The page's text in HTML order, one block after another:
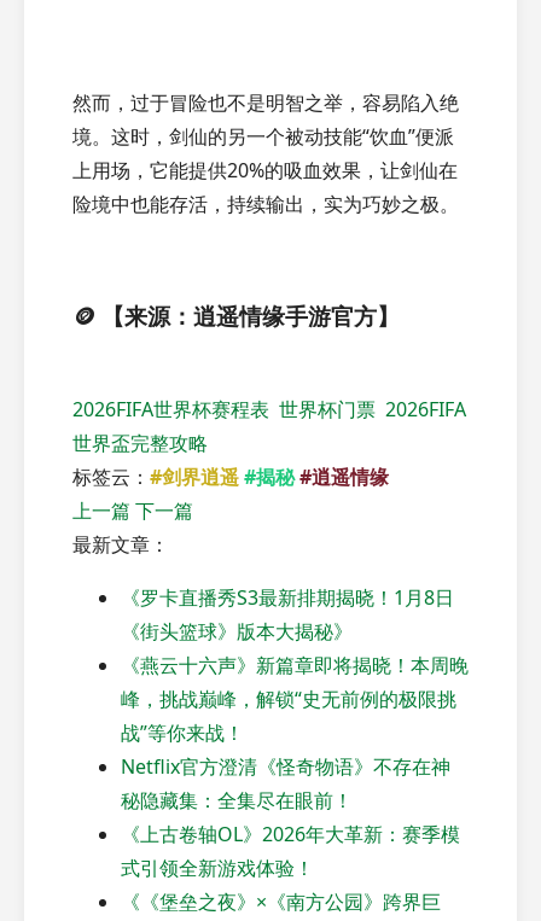
然而，过于冒险也不是明智之举，容易陷入绝
境。这时，剑仙的另一个被动技能“饮血”便派
上用场，它能提供20%的吸血效果，让剑仙在
险境中也能存活，持续输出，实为巧妙之极。
🪙 【来源：逍遥情缘手游官方】
2026FIFA世界杯赛程表 世界杯门票 2026FIFA
世界盃完整攻略
标签云： #剑界逍遥#揭秘#逍遥情缘
上一篇 下一篇
最新文章：
《罗卡直播秀S3最新排期揭晓！1月8日
《街头篮球》版本大揭秘》
《燕云十六声》新篇章即将揭晓！本周晚
峰，挑战巅峰，解锁“史无前例的极限挑
战”等你来战！
Netflix官方澄清《怪奇物语》不存在神
秘隐藏集：全集尽在眼前！
《上古卷轴OL》2026年大革新：赛季模
式引领全新游戏体验！
《《堡垒之夜》×《南方公园》跨界巨